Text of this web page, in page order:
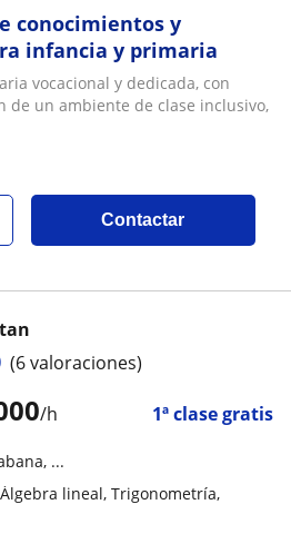
conocimientos y
infancia y primaria
vocacional y dedicada, con
de un ambiente de clase inclusivo,
Contactar
/h 1ª clase gratis
(6 valoraciones)
...
lineal, Trigonometría,